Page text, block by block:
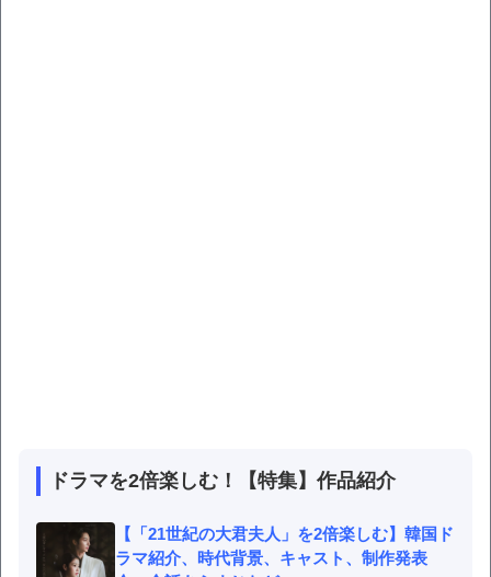
ドラマを2倍楽しむ！【特集】作品紹介
【「21世紀の大君夫人」を2倍楽しむ】韓国ド
ラマ紹介、時代背景、キャスト、制作発表